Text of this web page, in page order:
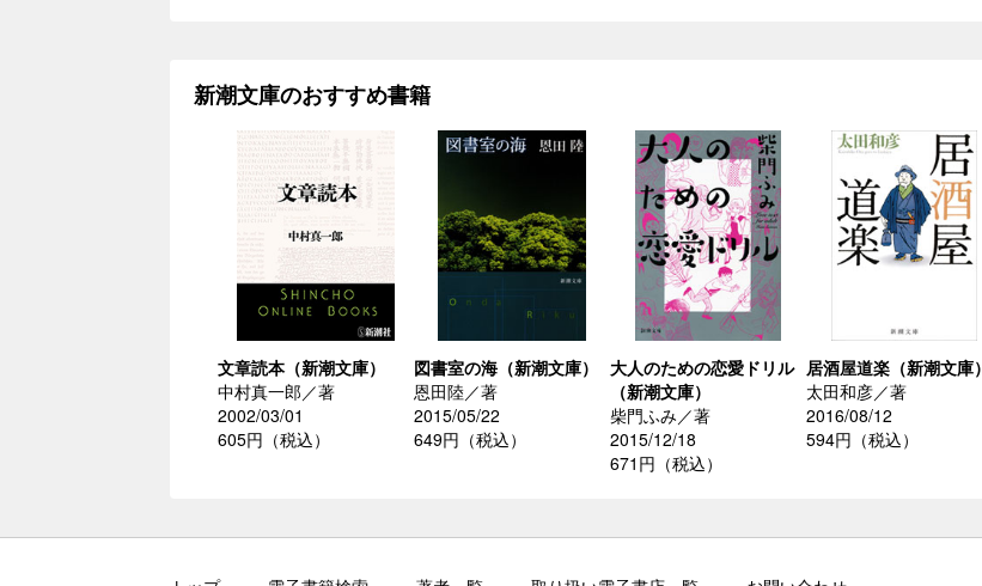
新潮文庫のおすすめ書籍
文章読本（新潮文庫）
中村真一郎／著
2002/03/01
605円（税込）
図書室の海（新潮文庫）
恩田陸／著
2015/05/22
649円（税込）
大人のための恋愛ドリル
（新潮文庫）
柴門ふみ／著
2015/12/18
671円（税込）
居酒屋道楽（新潮文庫）
太田和彦／著
2016/08/12
594円（税込）